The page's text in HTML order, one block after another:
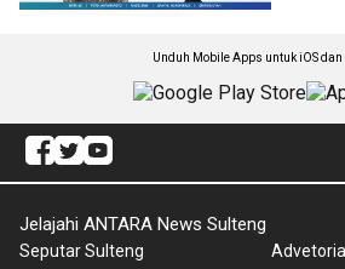
Unduh Mobile Apps untuk iOS dan
Jelajahi ANTARA News Sulteng
Seputar Sulteng